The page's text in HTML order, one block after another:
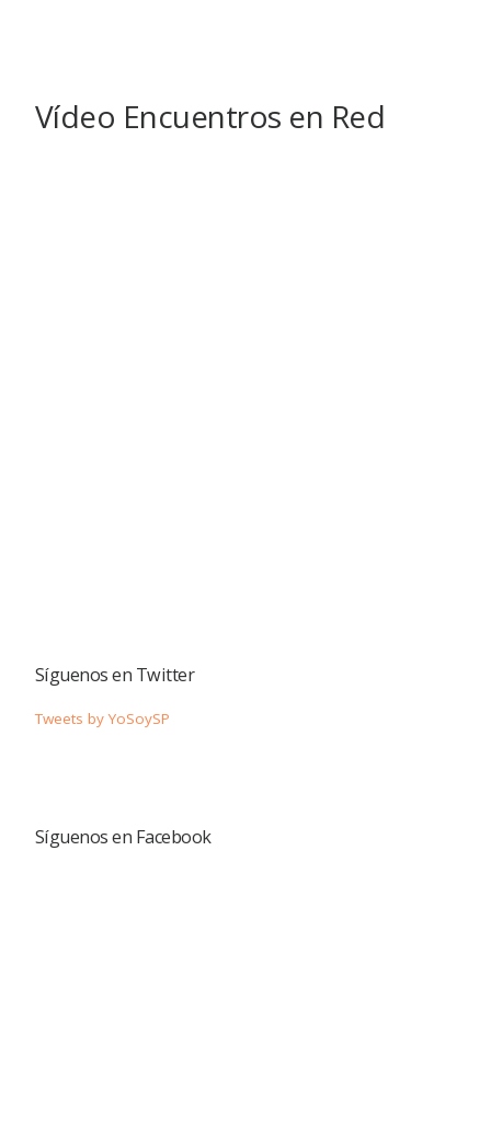
Vídeo Encuentros en Red
Síguenos en Twitter
Tweets by YoSoySP
Síguenos en Facebook